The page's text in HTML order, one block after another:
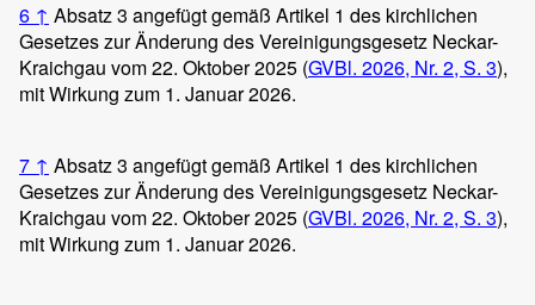
6 ↑ Absatz 3 angefügt gemäß Artikel 1 des kirchlichen
Gesetzes zur Änderung des Vereinigungsgesetz Neckar-
Kraichgau vom 22. Oktober 2025 (GVBl. 2026, Nr. 2, S. 3),
mit Wirkung zum 1. Januar 2026.
7 ↑ Absatz 3 angefügt gemäß Artikel 1 des kirchlichen
Gesetzes zur Änderung des Vereinigungsgesetz Neckar-
Kraichgau vom 22. Oktober 2025 (GVBl. 2026, Nr. 2, S. 3),
mit Wirkung zum 1. Januar 2026.